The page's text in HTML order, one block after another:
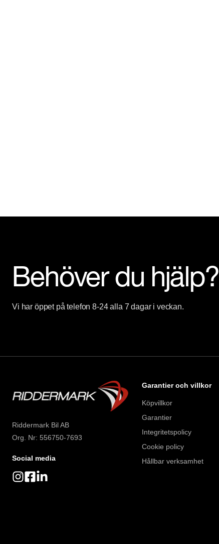
Behöver du hjälp?
Vi har öppet på telefon 8-24 alla 7 dagar i veckan.
Riddermark Bil AB
Org. Nr: 556750-7693
Social media
Garantier och villkor
Köpvillkor
Garantier
Integritetspolicy
Cookie policy
Hållbar verksamhet